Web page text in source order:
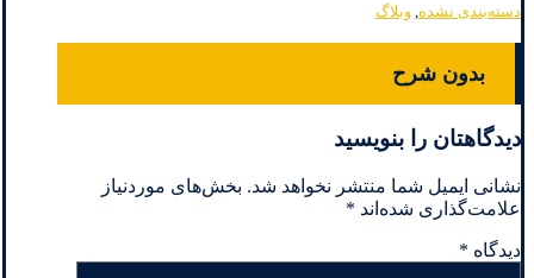
دسته‌بندی نشده وبلاگ
بدون شرح
دیدگاهتان را بنویسید
نشانی ایمیل شما منتشر نخواهد شد. بخش‌های موردنیاز
علامت‌گذاری شده‌اند *
دیدگاه *